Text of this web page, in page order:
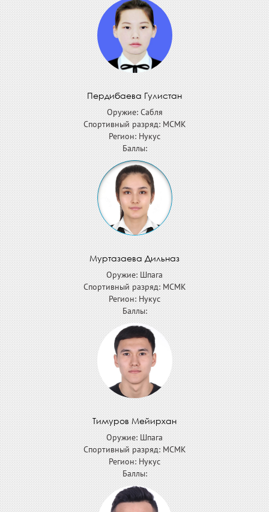
Пердибаева Гулистан
Оружие: Сабля
Спортивный разряд: МСМК
Регион: Нукус
Баллы:
Муртазаева Дильназ
Оружие: Шпага
Спортивный разряд: МСМК
Регион: Нукус
Баллы:
Тимуров Мейирхан
Оружие: Шпага
Спортивный разряд: МСМК
Регион: Нукус
Баллы: